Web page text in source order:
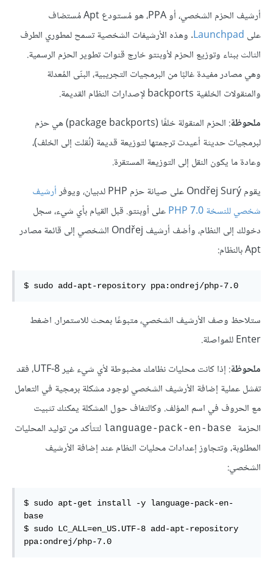
أرشيف الحزم الشخصي، أو PPA، هو مُستودع Apt مُستضاف
على Launchpad. وهذه الأرشيفات الشخصية تسمح لمطوري الطرف
الثالث ببناء وتوزيع الحزم لأوبنتو خارج قنوات تطوير الحزم الرسمية.
وهي مصادر مفيدة غالبًا من البرمجيات التجريبية، البنّى المُعدلة
والمنقولات الخلفية backports لإصدارات النظام القديمة.
ملحوظة
: الحزم المنقولة خلفًا (package backports) هي حزم
لبرمجيات حديثة أعيدت ترجمتها لتوزيعة قديمة (نُقلت إلى الخلف)،
وعادة ما يكون النقل إلى التوزيعة المستقرة.
يقوم Ondřej Surý على صيانة حزم PHP لدبيان، ويوفر
أرشيف
شخصي للنسخة PHP 7.0
على أوبنتو. قبل القيام بأي شيء، سجل
دخولك إلى النظام، وأضف أرشيف Ondřej الشخصي إلى قائمة مصادر
Apt بالنظام:
$ sudo add-apt-repository ppa:ondrej/php-7.0
ستلاحظ وصف الأرشيف الشخصي، متبوعًا بمحث للاستمرار. اضغط
Enter للمواصلة.
ملحوظة
: إذا كانت محليات نظامك مضبوطة لأي شيء غير UTF-8، فقد
تفشل عملية إضافة الأرشيف الشخصي لوجود مشكلة برمجية في التعامل
مع الحروف في اسم المؤلف. وكالتفاف حول المشكلة يمكنك تثبيت
الحزمة
لتتأكد من توليد المحليات
المطلوبة، وتتجاوز إعدادات محليات النظام عند إضافة الأرشيف
الشخصي:
$ sudo apt-get install -y language-pack-en-
base
$ sudo LC_ALL=en_US.UTF-8 add-apt-repository
ppa:ondrej/php-7.0